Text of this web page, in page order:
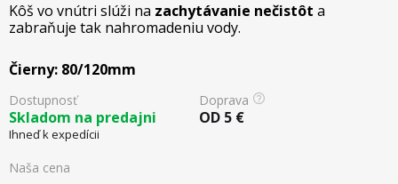
Kôš vo vnútri slúži na zachytávanie nečistôt a
zabraňuje tak nahromadeniu vody.
Čierny: 80/120mm
Dostupnosť Doprava
Skladom na predajni
Ihneď k expedícii
OD 5 €
Naša cena